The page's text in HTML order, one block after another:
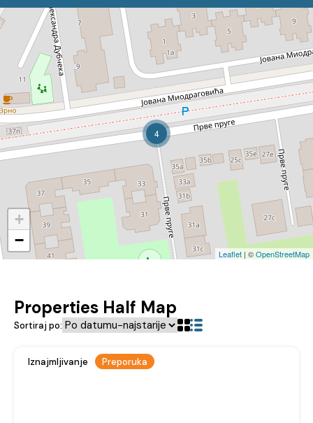
4
+
−
Leaflet | ©OpenStreetMap
Properties Half Map
Sortiraj po:
Iznajmljivanje Preporuka